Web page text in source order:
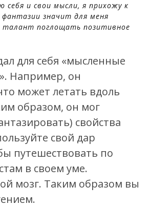
себя и свои мысли, я прихожу к
значит для меня
поглощать позитивное
для себя «мысленные
Например, он
может летать вдоль
образом, он мог
свойства
свой дар
путешествовать по
в своем уме.
мозг. Таким образом вы